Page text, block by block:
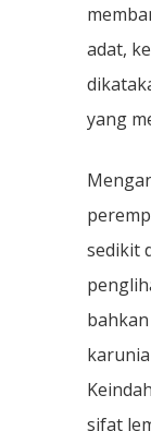
adat,
yang
sedikit
sifat